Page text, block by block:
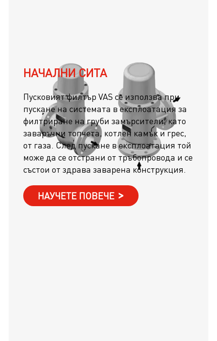
НАЧАЛНИ СИТА
Пусковият филтър VAS се използва при
пускане на системата в експлоатация за
филтриране на груби замърсители, като
заваръчни топчета, котлен камък и грес,
от газа. След пускане в експлоатация той
може да се отстрани от тръбопровода и се
състои от здрава заварена конструкция.
НАУЧЕТЕ ПОВЕЧЕ